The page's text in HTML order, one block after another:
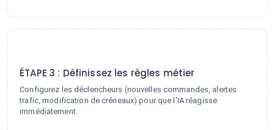
ÉTAPE 3 : Définissez les règles métier
Configurez les déclencheurs (nouvelles commandes, alertes
trafic, modification de créneaux) pour que l'IA réagisse
immédiatement.